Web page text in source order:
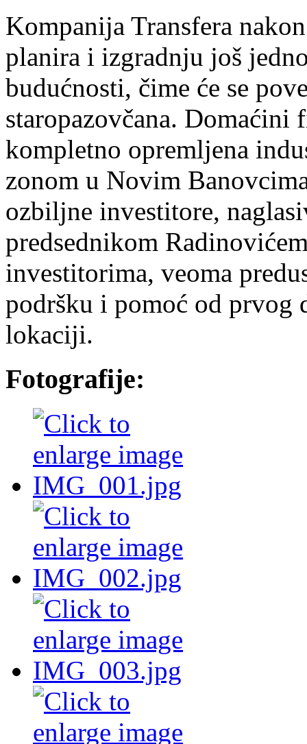
Kompanija Transfera
planira i izgradnju još
budućnosti, čime će se
staropazovčana. Domaćini
kompletno opremljena
zonom u Novim
ozbiljne investitore,
predsednikom
investitorima, veoma
podršku i pomoć od prvog
lokaciji.
Fotografije: